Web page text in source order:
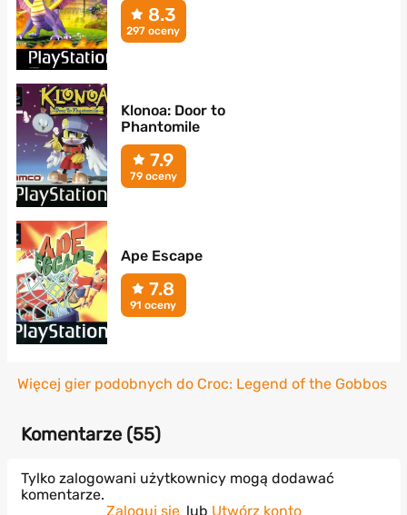
8.3
297 oceny
Klonoa: Door to
Phantomile
7.9
79 oceny
Ape Escape
7.8
91 oceny
Więcej gier podobnych do Croc: Legend of the Gobbos
Komentarze (55)
Tylko zalogowani użytkownicy mogą dodawać
komentarze.
Zaloguj się lub Utwórz konto